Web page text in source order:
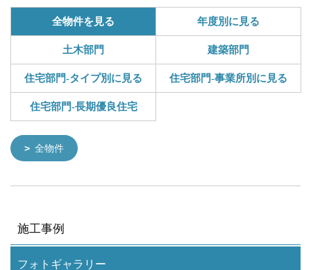
全物件を見る 年度別に見る
土木部門 建築部門
住宅部門-タイプ別に見る 住宅部門-事業所別に見る
住宅部門-長期優良住宅
全物件
施工事例
フォトギャラリー